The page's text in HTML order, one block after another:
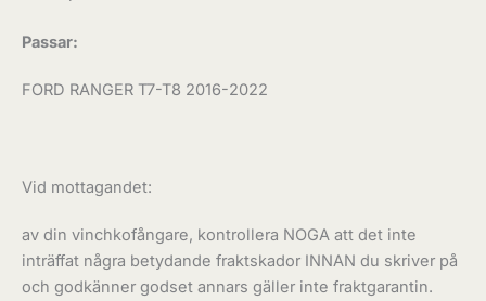
Passar:
FORD RANGER T7-T8 2016-2022
Vid mottagandet:
av din vinchkofångare, kontrollera NOGA att det inte
inträffat några betydande fraktskador INNAN du skriver på
och godkänner godset annars gäller inte fraktgarantin.